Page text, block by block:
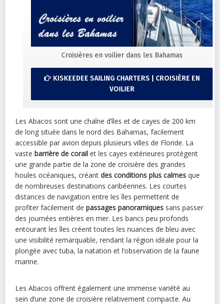
Croisières en voilier dans les Bahamas
KISKEEDEE SAILING CHARTERS | CROISIÈRE EN
VOILIER
Les Abacos sont une chaîne d’îles et de cayes de 200 km
de long située dans le nord des Bahamas, facilement
accessible par avion depuis plusieurs villes de Floride. La
vastebarrière de corail et les cayes extérieures protègent
une grande partie de la zone de croisière des grandes
houles océaniques, créantdes conditions plus calmes que
de nombreuses destinations caribéennes. Les courtes
distances de navigation entre les îles permettent de
profiter facilement depassages panoramiques sans passer
des journées entières en mer. Les bancs peu profonds
entourant les îles créent toutes les nuances de bleu avec
une visibilité remarquable, rendant la région idéale pour la
plongée avec tuba, la natation et l’observation de la faune
marine.
Les Abacos offrent également une immense variété au
sein d’une zone de croisière relativement compacte. Au